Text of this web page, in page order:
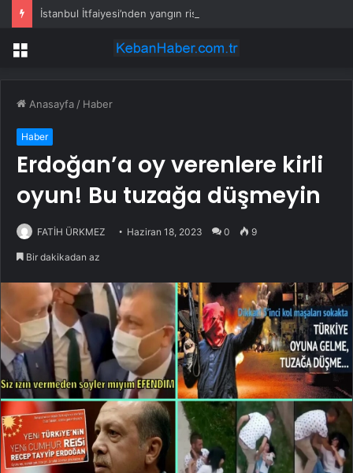
İstanbul İtfaiyesi’nden yangın riskine karşı videolu uyarı
Menü
Anasayfa / Haber
Haber
Erdoğan’a oy verenlere kirli
oyun! Bu tuzağa düşmeyin
FATİH ÜRKMEZ Haziran 18, 2023 0 9
Bir dakikadan az